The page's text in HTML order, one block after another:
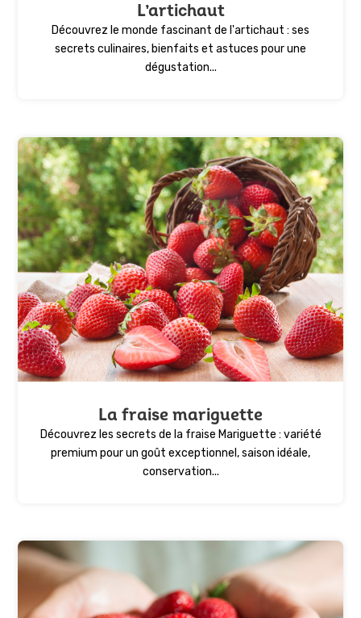
L’artichaut
Découvrez le monde fascinant de l'artichaut : ses
secrets culinaires, bienfaits et astuces pour une
dégustation...
La fraise mariguette
Découvrez les secrets de la fraise Mariguette : variété
premium pour un goût exceptionnel, saison idéale,
conservation...